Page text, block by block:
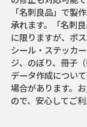
「名刺良品」で製
承れます。「名刺
に限りますが、ポ
シール・ステッカ
ジ、のぼり、冊子
データ作成につい
場合があります。
ので、安心してご利